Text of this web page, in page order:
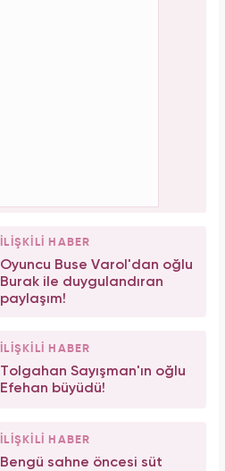
İLİŞKİLİ HABER
Oyuncu Buse Varol'dan oğlu
Burak ile duygulandıran
paylaşım!
İLİŞKİLİ HABER
Tolgahan Sayışman'ın oğlu
Efehan büyüdü!
İLİŞKİLİ HABER
Bengü sahne öncesi süt